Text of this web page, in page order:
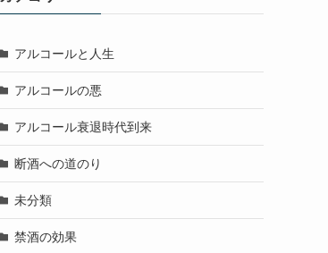
アルコールと人生
アルコールの悪
アルコール衰退時代到来
断酒への道のり
未分類
禁酒の効果